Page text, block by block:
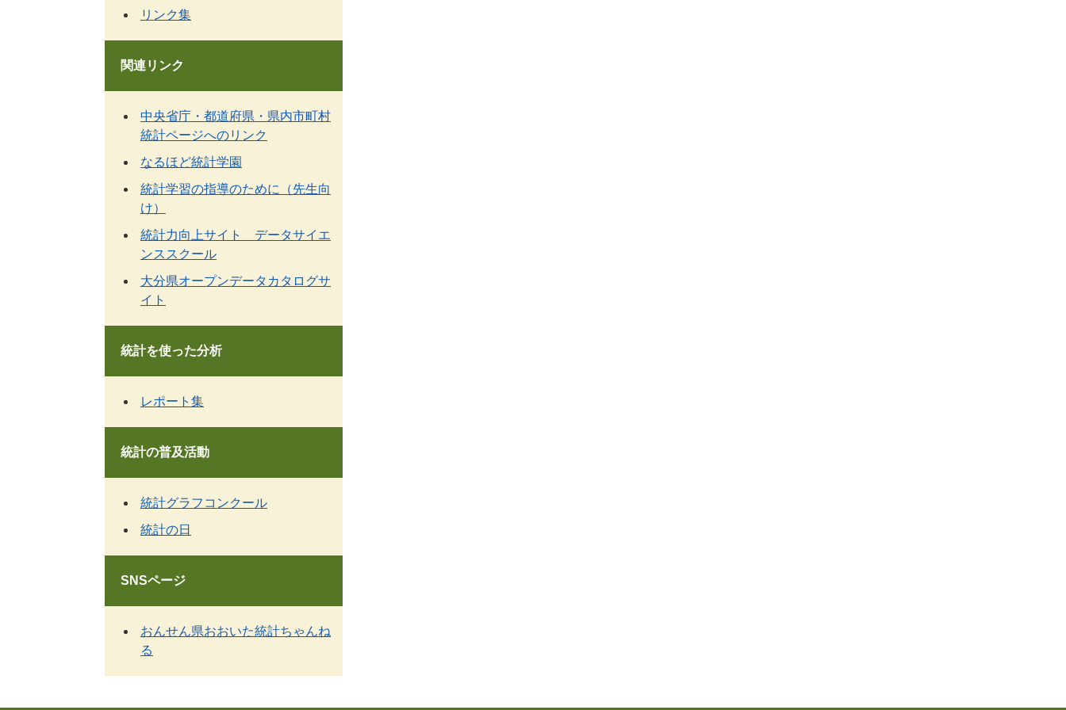
リンク集
関連リンク
中央省庁・都道府県・県内市町村
統計ページへのリンク
なるほど統計学園
統計学習の指導のために（先生向
け）
統計力向上サイト データサイエ
ンススクール
大分県オープンデータカタログサ
イト
統計を使った分析
レポート集
統計の普及活動
統計グラフコンクール
統計の日
SNSページ
おんせん県おおいた統計ちゃんね
る